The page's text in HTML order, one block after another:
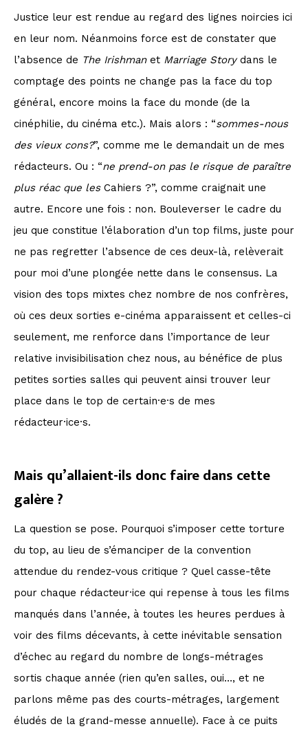
Justice leur est rendue au regard des lignes noircies ici
en leur nom. Néanmoins force est de constater que
l’absence de The Irishmanet Marriage Storydans le
comptage des points ne change pas la face du top
général, encore moins la face du monde (de la
cinéphilie, du cinéma etc.). Mais alors : “sommes-nous
des vieux cons?”, comme me le demandait un de mes
rédacteurs. Ou : “ne prend-on pas le risque de paraître
plus réac que les Cahiers ?”, comme craignait une
autre. Encore une fois : non. Bouleverser le cadre du
jeu que constitue l’élaboration d’un top films, juste pour
ne pas regretter l’absence de ces deux-là, relèverait
pour moi d’une plongée nette dans le consensus. La
vision des tops mixtes chez nombre de nos confrères,
où ces deux sorties e-cinéma apparaissent et celles-ci
seulement, me renforce dans l’importance de leur
relative invisibilisation chez nous, au bénéfice de plus
petites sorties salles qui peuvent ainsi trouver leur
place dans le top de certain·e·s de mes
rédacteur·ice·s.
Mais qu’allaient-ils donc faire dans cette
galère ?
La question se pose. Pourquoi s’imposer cette torture
du top, au lieu de s’émanciper de la convention
attendue du rendez-vous critique ? Quel casse-tête
pour chaque rédacteur·ice qui repense à tous les films
manqués dans l’année, à toutes les heures perdues à
voir des films décevants, à cette inévitable sensation
d’échec au regard du nombre de longs-métrages
sortis chaque année (rien qu’en salles, oui…, et ne
parlons même pas des courts-métrages, largement
éludés de la grand-messe annuelle). Face à ce puits